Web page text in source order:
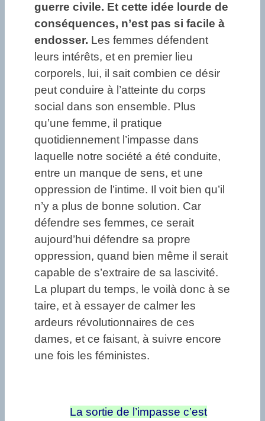
guerre civile. Et cette idée lourde de
conséquences, n’est pas si facile à
endosser. Les femmes défendent
leurs intérêts, et en premier lieu
corporels, lui, il sait combien ce désir
peut conduire à l’atteinte du corps
social dans son ensemble. Plus
qu’une femme, il pratique
quotidiennement l’impasse dans
laquelle notre société a été conduite,
entre un manque de sens, et une
oppression de l’intime. Il voit bien qu’il
n’y a plus de bonne solution. Car
défendre ses femmes, ce serait
aujourd’hui défendre sa propre
oppression, quand bien même il serait
capable de s’extraire de sa lascivité.
La plupart du temps, le voilà donc à se
taire, et à essayer de calmer les
ardeurs révolutionnaires de ces
dames, et ce faisant, à suivre encore
une fois les féministes.
La sortie de l’impasse c’est